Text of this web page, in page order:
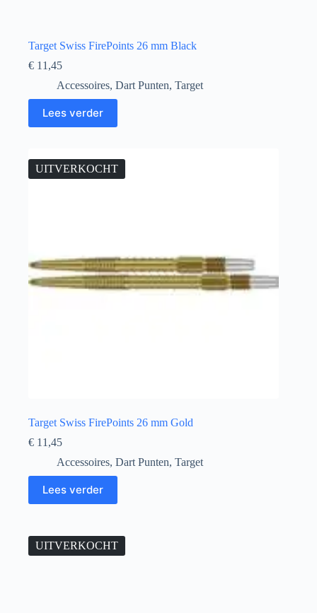
Target Swiss FirePoints 26 mm Black
€ 11,45
Accessoires, Dart Punten, Target
Lees verder
UITVERKOCHT
Target Swiss FirePoints 26 mm Gold
€ 11,45
Accessoires, Dart Punten, Target
Lees verder
UITVERKOCHT